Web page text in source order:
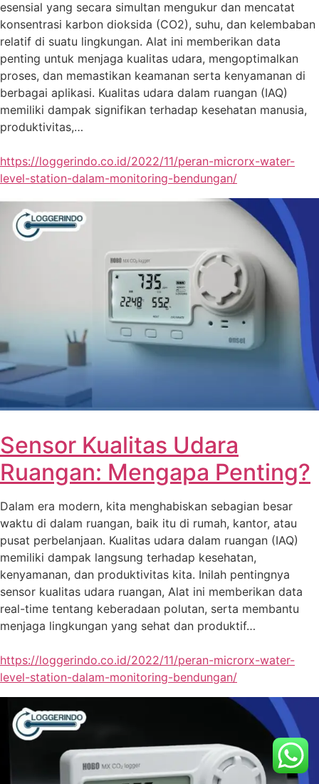
esensial yang secara simultan mengukur dan mencatat
konsentrasi karbon dioksida (CO2), suhu, dan kelembaban
relatif di suatu lingkungan. Alat ini memberikan data
penting untuk menjaga kualitas udara, mengoptimalkan
proses, dan memastikan keamanan serta kenyamanan di
berbagai aplikasi. Kualitas udara dalam ruangan (IAQ)
memiliki dampak signifikan terhadap kesehatan manusia,
produktivitas,…
https://loggerindo.co.id/2022/11/peran-microrx-water-
level-station-dalam-monitoring-bendungan/
Sensor Kualitas Udara
Ruangan: Mengapa Penting?
Dalam era modern, kita menghabiskan sebagian besar
waktu di dalam ruangan, baik itu di rumah, kantor, atau
pusat perbelanjaan. Kualitas udara dalam ruangan (IAQ)
memiliki dampak langsung terhadap kesehatan,
kenyamanan, dan produktivitas kita. Inilah pentingnya
sensor kualitas udara ruangan, Alat ini memberikan data
real-time tentang keberadaan polutan, serta membantu
menjaga lingkungan yang sehat dan produktif…
https://loggerindo.co.id/2022/11/peran-microrx-water-
level-station-dalam-monitoring-bendungan/